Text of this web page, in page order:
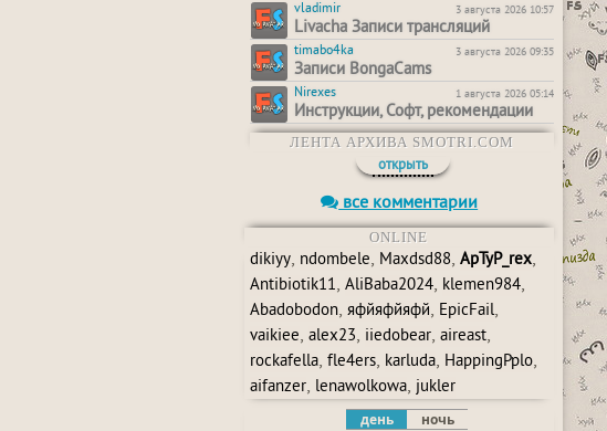
vladimir 3 августа 2026 10:57
Livacha Записи трансляций
timabo4ka 3 августа 2026 09:35
Записи BongaCams
Nirexes 1 августа 2026 05:14
Инструкции, Софт, рекомендации
ЛЕНТА АРХИВА SMOTRI.COM
открыть
все комментарии
ONLINE
dikiyy, ndombele, Maxdsd88, ApTyP_rex,
Antibiotik11, AliBaba2024, klemen984,
Abadobodon, яфйяфйяфй, EpicFail,
vaikiee, alex23, iiedobear, aireast,
rockafella, fle4ers, karluda, HappingPplo,
aifanzer, lenawolkowa, jukler
день ночь